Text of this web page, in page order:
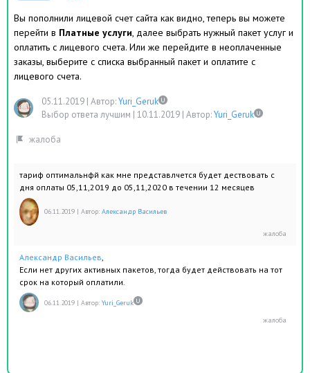
Вы пополнили лицевой счет сайта как видно, теперь вы можете
перейти в Платные услуги, далее выбрать нужный пакет услуг и
оплатить с лицевого счета. Или же перейдите в неоплаченные
заказы, выберите с списка выбранный пакет и оплатите с
лицевого счета.
05.11.2019 | Автор:Yuri_Geruk
Выбор ответа лучшим | 10.11.2019 | Автор:Yuri_Geruk
тариф оптимальнфй как мне представлчется будет дествовать с
дня оплаты 05,11,2019 до 05,11,2020 в течении 12 месяцев
06.11.2019 | Автор: Александр Васильев
Александр Васильев
Если нет других активных пакетов, тогда будет действовать на тот
срок на который оплатили.
06.11.2019 | Автор: Yuri_Geruk